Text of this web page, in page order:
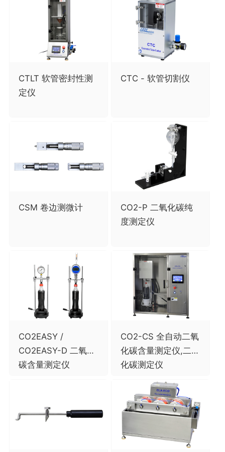
CTLT 软管密封性测
定仪
CTC - 软管切割仪
CSM 卷边测微计
CO2-P 二氧化碳纯
度测定仪
CO2EASY /
CO2EASY-D 二氧化
碳含量测定仪
CO2-CS 全自动二氧
化碳含量测定仪,二氧
化碳测定仪